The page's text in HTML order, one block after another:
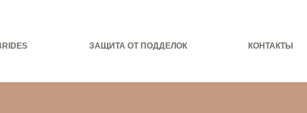
ЗАЩИТА ОТ ПОДДЕЛОК КОНТАКТЫ